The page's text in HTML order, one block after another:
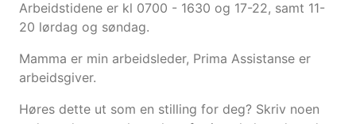
Arbeidstidene er kl 0700 - 1630 og 17-22, samt 11-
20 lørdag og søndag.
Mamma er min arbeidsleder, Prima Assistanse er
arbeidsgiver.
Høres dette ut som en stilling for deg? Skriv noen